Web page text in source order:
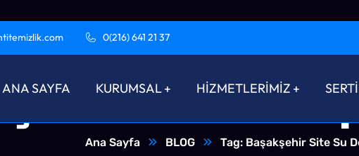
0(216) 641 21 37
ANA SAYFA KURUMSAL HİZMETLERİMİZ
Site Su
Ana Sayfa BLOG Tag: Başakşehir Site Su